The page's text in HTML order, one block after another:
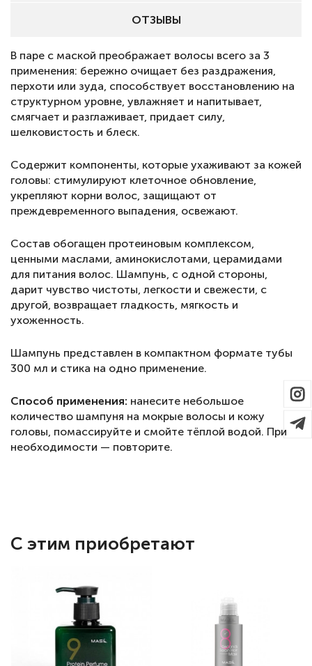
ОТЗЫВЫ
В паре с маской преображает волосы всего за 3
применения: бережно очищает без раздражения,
перхоти или зуда, способствует восстановлению на
структурном уровне, увлажняет и напитывает,
смягчает и разглаживает, придает силу,
шелковистость и блеск.
Содержит компоненты, которые ухаживают за кожей
головы: стимулируют клеточное обновление,
укрепляют корни волос, защищают от
преждевременного выпадения, освежают.
Состав обогащен протеиновым комплексом,
ценными маслами, аминокислотами, церамидами
для питания волос. Шампунь, с одной стороны,
дарит чувство чистоты, легкости и свежести, с
другой, возвращает гладкость, мягкость и
ухоженность.
Шампунь представлен в компактном формате тубы
300 мл и стика на одно применение.
Способ применения: нанесите небольшое
количество шампуня на мокрые волосы и кожу
головы, помассируйте и смойте тёплой водой. При
необходимости — повторите.
С этим приобретают